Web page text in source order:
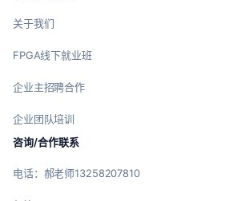
关于我们
FPGA线下就业班
企业主招聘合作
企业团队培训
咨询/合作联系
电话：郝老师13258207810